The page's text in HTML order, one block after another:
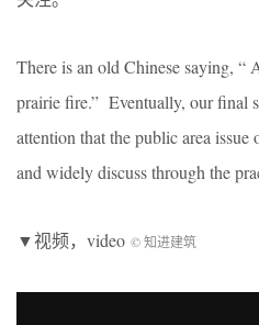
There is an old Chinese saying, “
prairie fire.” Eventually, our final
attention that the public area
and widely discuss through the
▼视频，video © 知进建筑